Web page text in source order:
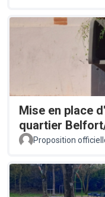
Mise en place
quartier
Proposition